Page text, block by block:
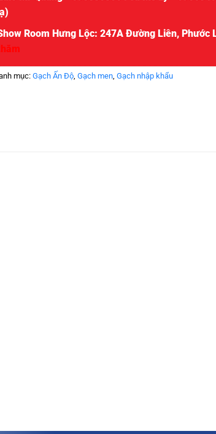
Room Hưng Lộc: 247A Đường Liên, Phước
mục:Gạch Ấn Độ ,Gạch men ,Gạch nhập khẩu